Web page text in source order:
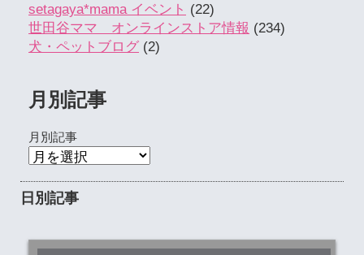
setagaya*mama イベント (22)
世田谷ママ オンラインストア情報 (234)
犬・ペットブログ (2)
月別記事
月別記事
日別記事